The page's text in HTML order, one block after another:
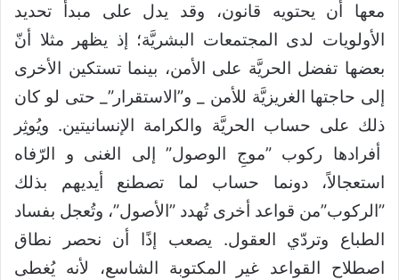
معها أن يحتويه قانون، وقد يدل على مبدأ تحديد
الأولويات لدى المجتمعات البشريَّة؛ إذ يظهر مثلا أنّ
بعضها تفضل الحريَّة على الأمن، بينما تستكين الأخرى
إلى حاجتها الغريزيَّة للأمن _ و”الاستقرار”_ حتى لو كان
ذلك على حساب الحريَّة والكرامة الإنسانيتين. ويُوثِر
أفرادها ركوب ”موجِ الوصول” إلى الغنى و الرّفاه
استعجالاً، دونما حساب لما تصطنع أيديهم بذلك
”الركوب”من قواعد أخرى تُهدد ”الأصول”، وتُعجل بفساد
الطباع وتردّي العقول. يصعب إذًا أن نحصر نطاق
اصطلاح القواعد غير المكتوبة الشاسع، لأنه يُغطى